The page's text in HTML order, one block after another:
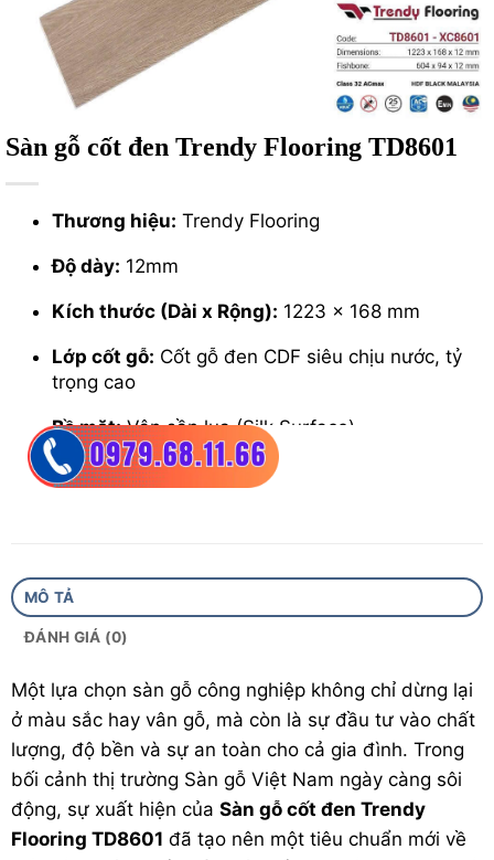
Sàn gỗ cốt đen Trendy Flooring TD8601
Thương hiệu: Trendy Flooring
Độ dày: 12mm
Kích thước (Dài x Rộng): 1223 x 168 mm
Lớp cốt gỗ: Cốt gỗ đen CDF siêu chịu nước, tỷ
trọng cao
Bề mặt:Vân sần lụa (Silk Surface)
Tiêu chuẩn chống mài mòn:
Hèm khóa:
Quy cách đóng gói:
Công nghệ sản xuất: Malaysia
Nơi sản xuất:Việt Nam
Thời gian bảo hành:25 năm
MÔ TẢ
ĐÁNH GIÁ (0)
Một lựa chọn sàn gỗ công nghiệp không chỉ dừng lại
ở màu sắc hay vân gỗ, mà còn là sự đầu tư vào chất
lượng, độ bền và sự an toàn cho cả gia đình. Trong
bối cảnh thị trường Sàn gỗ Việt Nam ngày càng sôi
động, sự xuất hiện của Sàn gỗ cốt đen Trendy
Flooring TD8601 đã tạo nên một tiêu chuẩn mới về